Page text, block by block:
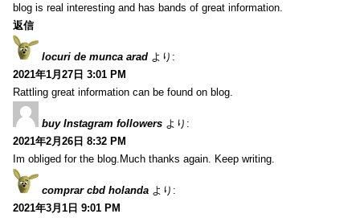
blog is real interesting and has bands of great information.
返信
locuri de munca arad より:
2021年1月27日 3:01 PM
Rattling great information can be found on blog.
buy Instagram followers より:
2021年2月26日 8:32 PM
Im obliged for the blog.Much thanks again. Keep writing.
comprar cbd holanda より:
2021年3月1日 9:01 PM